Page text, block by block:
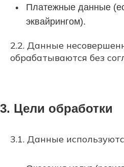
Платежные данные
эквайрингом).
2.2. Данные
обрабатываются без
3. Цели обработки
3.1. Данные